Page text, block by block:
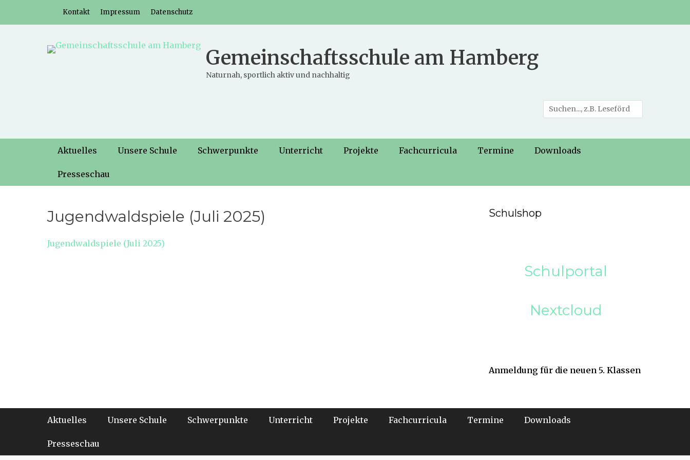
Header-Menü
Weiter
Kontakt Impressum Datenschutz
Gemeinschaftsschule am Hamberg
Naturnah, sportlich aktiv und nachhaltig
Suche
nach:
Hauptmenü
Weiter
Inhalt
Aktuelles Unsere Schule Schwerpunkte Unterricht Projekte Fachcurricula Termine Downloads
Presseschau
Jugendwaldspiele (Juli 2025)
Jugendwaldspiele (Juli 2025)
Schulshop
Schulportal
Nextcloud
Anmeldung für die neuen 5. Klassen
Footer-Menü
Weiter
Inhalt
Aktuelles Unsere Schule Schwerpunkte Unterricht Projekte Fachcurricula Termine Downloads
Presseschau